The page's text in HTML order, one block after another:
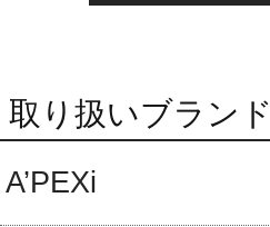
取り扱いブランド
A’PEXi